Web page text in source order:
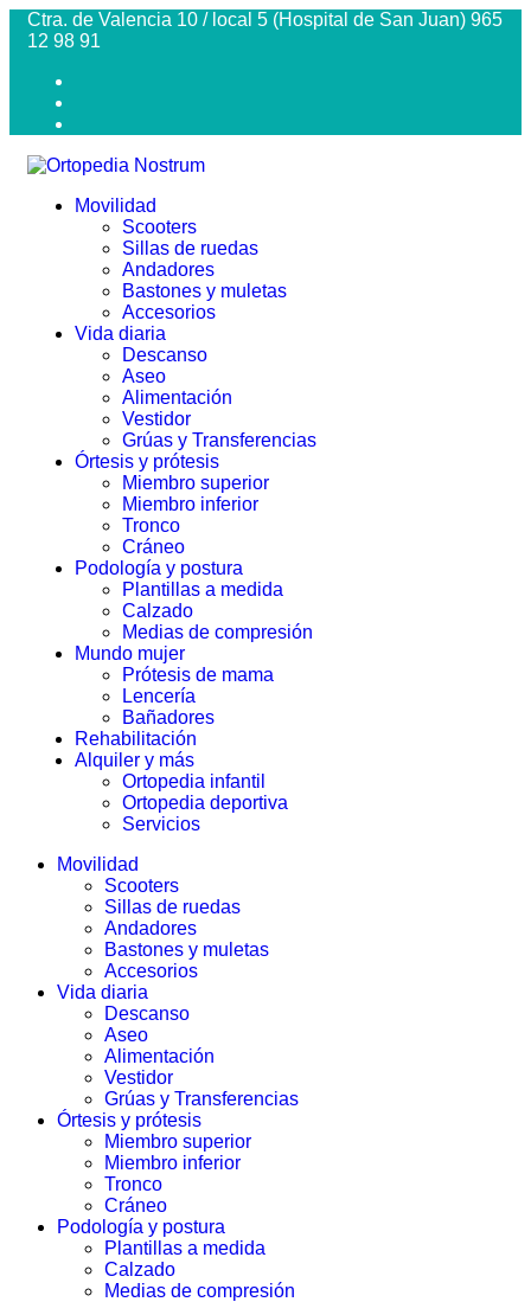
Ctra. de Valencia 10 / local 5 (Hospital de San Juan) 965
12 98 91
Movilidad
Scooters
Sillas de ruedas
Andadores
Bastones y muletas
Accesorios
Vida diaria
Descanso
Aseo
Alimentación
Vestidor
Grúas y Transferencias
Órtesis y prótesis
Miembro superior
Miembro inferior
Tronco
Cráneo
Podología y postura
Plantillas a medida
Calzado
Medias de compresión
Mundo mujer
Prótesis de mama
Lencería
Bañadores
Rehabilitación
Alquiler y más
Ortopedia infantil
Ortopedia deportiva
Servicios
Movilidad
Scooters
Sillas de ruedas
Andadores
Bastones y muletas
Accesorios
Vida diaria
Descanso
Aseo
Alimentación
Vestidor
Grúas y Transferencias
Órtesis y prótesis
Miembro superior
Miembro inferior
Tronco
Cráneo
Podología y postura
Plantillas a medida
Calzado
Medias de compresión